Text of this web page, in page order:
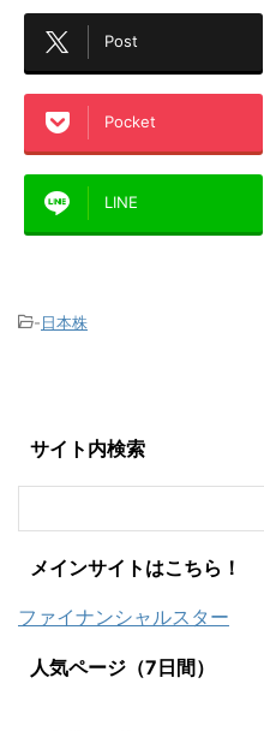
Post
Pocket
LINE
-日本株
サイト内検索
メインサイトはこちら！
ファイナンシャルスター
人気ページ（7日間）